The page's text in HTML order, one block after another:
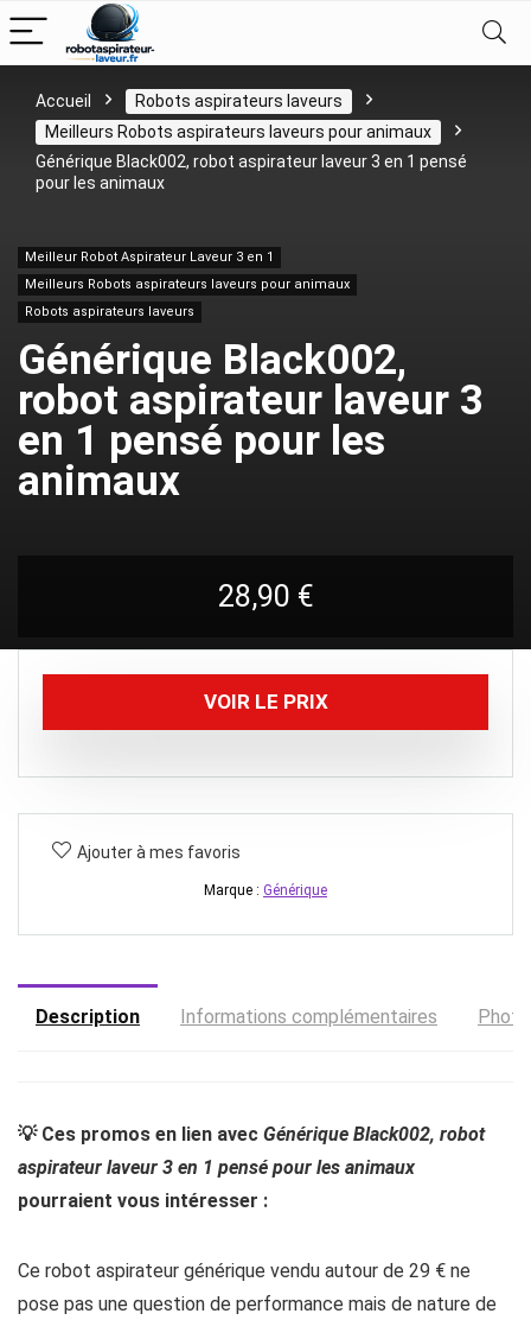
Accueil
Robots aspirateurs laveurs
Meilleurs Robots aspirateurs laveurs pour animaux
Générique Black002, robot aspirateur laveur 3 en 1 pensé
pour les animaux
Meilleur Robot Aspirateur Laveur 3 en 1
Meilleurs Robots aspirateurs laveurs pour animaux
Robots aspirateurs laveurs
Générique Black002,
robot aspirateur laveur 3
en 1 pensé pour les
animaux
28,90 €
VOIR LE PRIX
Ajouter à mes favoris
Marque : Générique
Description Informations complémentaires
💡 Ces promos en lien avec Générique Black002, robot
aspirateur laveur 3 en 1 pensé pour les animaux
pourraient vous intéresser :
Ce robot aspirateur générique vendu autour de 29 € ne
pose pas une question de performance mais de nature de